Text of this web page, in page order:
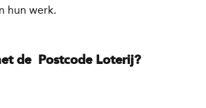
hun werk.
de Postcode Loterij?